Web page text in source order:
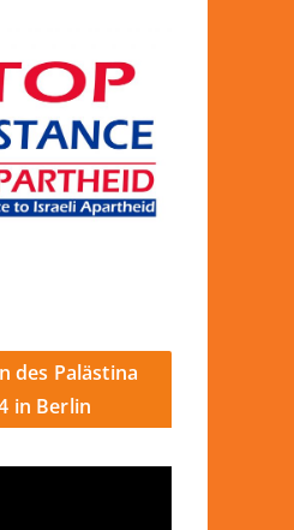
des Palästina
in Berlin